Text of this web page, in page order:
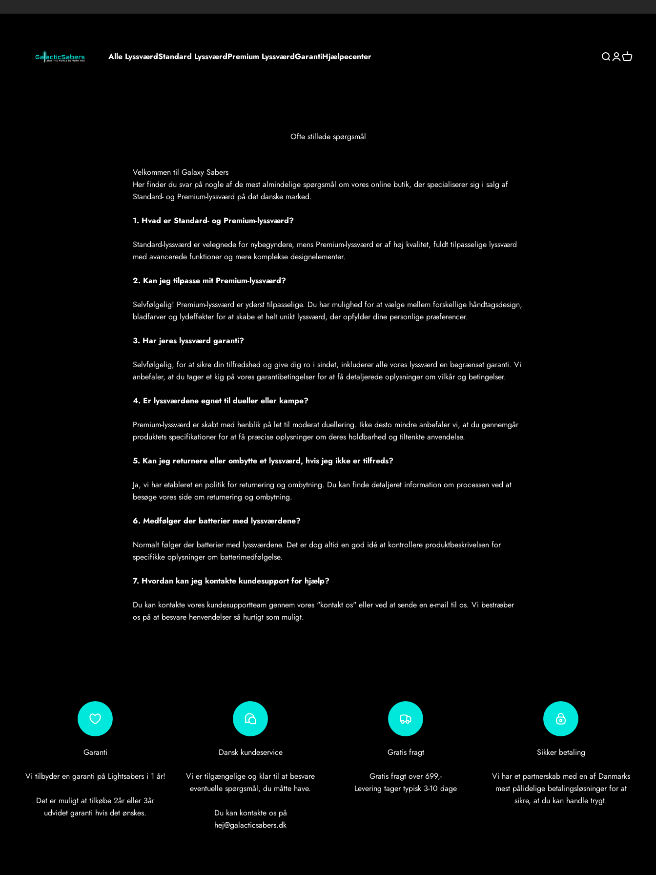
Alle LyssværdStandard LyssværdPremium LyssværdGarantiHjælpecenter
ÅbnÅbnÅbn
Ofte stillede spørgsmål
Velkommen til Galaxy Sabers
Her finder du svar på nogle af de mest almindelige spørgsmål om vores online butik, der specialiserer sig i salg af
Standard- og Premium-lyssværd på det danske marked.
1. Hvad er Standard- og Premium-lyssværd?
Standard-lyssværd er velegnede for nybegyndere, mens Premium-lyssværd er af høj kvalitet, fuldt tilpasselige lyssværd
med avancerede funktioner og mere komplekse designelementer.
2. Kan jeg tilpasse mit Premium-lyssværd?
Selvfølgelig! Premium-lyssværd er yderst tilpasselige. Du har mulighed for at vælge mellem forskellige håndtagsdesign,
bladfarver og lydeffekter for at skabe et helt unikt lyssværd, der opfylder dine personlige præferencer.
3. Har jeres lyssværd garanti?
Selvfølgelig, for at sikre din tilfredshed og give dig ro i sindet, inkluderer alle vores lyssværd en begrænset garanti. Vi
anbefaler, at du tager et kig på vores garantibetingelser for at få detaljerede oplysninger om vilkår og betingelser.
4. Er lyssværdene egnet til dueller eller kampe?
Premium-lyssværd er skabt med henblik på let til moderat duellering. Ikke desto mindre anbefaler vi, at du gennemgår
produktets specifikationer for at få præcise oplysninger om deres holdbarhed og tiltenkte anvendelse.
5. Kan jeg returnere eller ombytte et lyssværd, hvis jeg ikke er tilfreds?
Ja, vi har etableret en politik for returnering og ombytning. Du kan finde detaljeret information om processen ved at
besøge vores side om returnering og ombytning.
6. Medfølger der batterier med lyssværdene?
Normalt følger der batterier med lyssværdene. Det er dog altid en god idé at kontrollere produktbeskrivelsen for
specifikke oplysninger om batterimedfølgelse.
7. Hvordan kan jeg kontakte kundesupport for hjælp?
Du kan kontakte vores kundesupportteam gennem vores "kontakt os" eller ved at sende en e-mail til os. Vi bestræber
os på at besvare henvendelser så hurtigt som muligt.
Garanti
Vi tilbyder en garanti på Lightsabers i 1 år!
Det er muligt at tilkøbe 2år eller 3år
udvidet garanti hvis det ønskes.
Dansk kundeservice
Vi er tilgængelige og klar til at besvare
eventuelle spørgsmål, du måtte have.
Du kan kontakte os på
hej@galacticsabers.dk
Gratis fragt
Gratis fragt over 699,-
Levering tager typisk 3-10 dage
Sikker betaling
Vi har et partnerskab med en af Danmarks
mest pålidelige betalingsløsninger for at
sikre, at du kan handle trygt.